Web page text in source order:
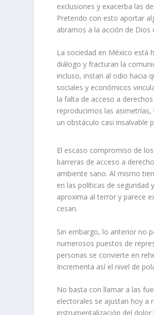
exclusiones y exacerba las
Pretendo con esto aportar
abramos a la acción de Dios
La sociedad en México está
diálogo y fracturan la
incluso, instan al odio hacia
sociales y económicos
la falta de acceso a
reproducimos las
un obstáculo casi insalvable
El escaso compromiso de
barreras de acceso a
ambiente sano. Al mismo
en las políticas de seguridad
aproxima al terror y parece
cesan.
Sin embargo, lo anterior no
numerosos puestos de
personas se convierte en
Incrementa así el nivel de
No basta con llamar a las
electorales se ajustan hoy a
instrumentalización del